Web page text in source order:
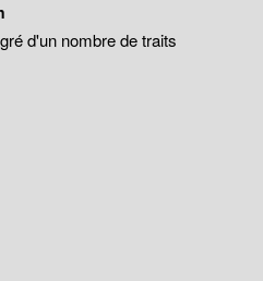
d'un nombre de traits